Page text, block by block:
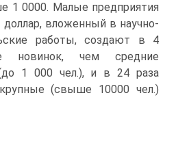
1 0000. Малые предприятия
доллар, вложенный в научно-
работы, создают в 4
новинок, чем средние
1 000 чел.), и в 24 раза
(свыше 10000 чел.)